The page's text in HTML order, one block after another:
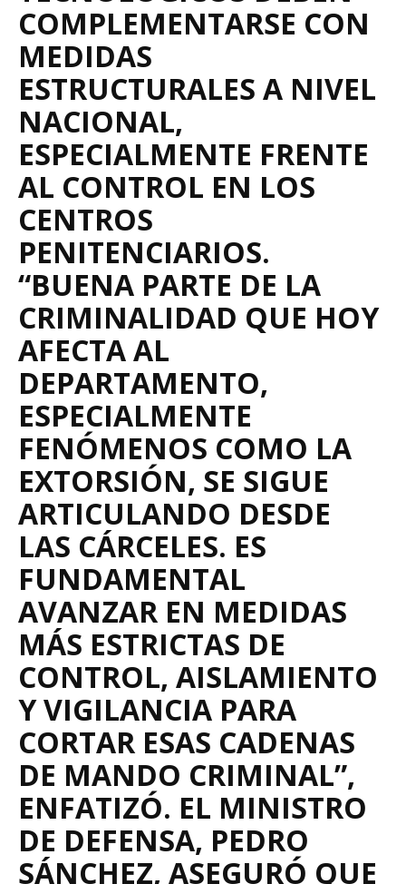
COMPLEMENTARSE CON
MEDIDAS
ESTRUCTURALES A NIVEL
NACIONAL,
ESPECIALMENTE FRENTE
AL CONTROL EN LOS
CENTROS
PENITENCIARIOS.
“BUENA PARTE DE LA
CRIMINALIDAD QUE HOY
AFECTA AL
DEPARTAMENTO,
ESPECIALMENTE
FENÓMENOS COMO LA
EXTORSIÓN, SE SIGUE
ARTICULANDO DESDE
LAS CÁRCELES. ES
FUNDAMENTAL
AVANZAR EN MEDIDAS
MÁS ESTRICTAS DE
CONTROL, AISLAMIENTO
Y VIGILANCIA PARA
CORTAR ESAS CADENAS
DE MANDO CRIMINAL”,
ENFATIZÓ. EL MINISTRO
DE DEFENSA, PEDRO
SÁNCHEZ, ASEGURÓ QUE